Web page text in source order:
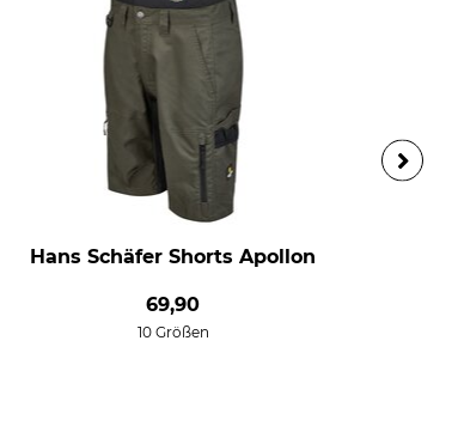
Hans Schäfer Shorts Apollon
69,90
10 Größen